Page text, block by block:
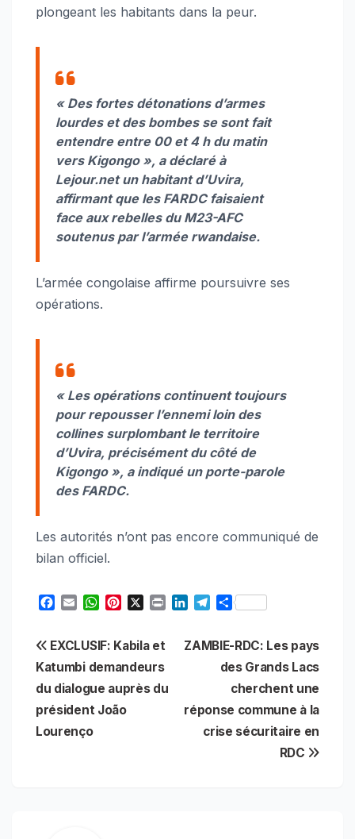
plongeant les habitants dans la peur.
« Des fortes détonations d’armes
lourdes et des bombes se sont fait
entendre entre 00 et 4 h du matin
vers Kigongo », a déclaré à
Lejour.net un habitant d’Uvira,
affirmant que les FARDC faisaient
face aux rebelles du M23-AFC
soutenus par l’armée rwandaise.
L’armée congolaise affirme poursuivre ses
opérations.
« Les opérations continuent toujours
pour repousser l’ennemi loin des
collines surplombant le territoire
d’Uvira, précisément du côté de
Kigongo », a indiqué un porte-parole
des FARDC.
Les autorités n’ont pas encore communiqué de
bilan officiel.
e
b
o
o
k
i
l
W
t
s
A
p
p
t
e
r
e
s
k
n
e
m
S
r
e
Navigation
de
l’article
ZAMBIE-RDC: Les pays
des Grands Lacs
cherchent une
réponse commune à la
crise sécuritaire en
RDC
EXCLUSIF: Kabila et
Katumbi demandeurs
du dialogue auprès du
président João
Lourenço